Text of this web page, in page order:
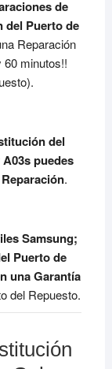
de
del Puerto de
Reparación
60 minutos!!
del
A03spuedes
.
Samsung;
Puerto de
una Garantía
del Repuesto.